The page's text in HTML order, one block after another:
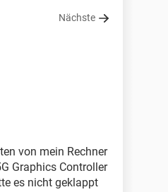
Nächste
von mein Rechner
Graphics Controller
es nicht geklappt